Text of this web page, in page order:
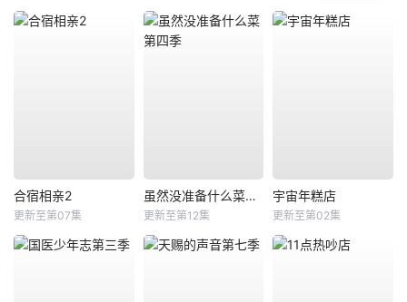
合宿相亲2
更新至第07集
虽然没准备什么菜第四季
更新至第12集
宇宙年糕店
更新至第02集